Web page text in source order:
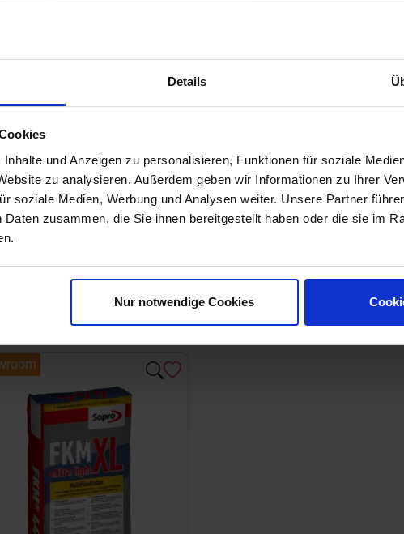
Details
und Anzeigen zu personalisieren, Funktionen für soziale
zu analysieren. Außerdem geben wir Informationen zu Ihrer
soziale Medien, Werbung und Analysen weiter. Unsere Partner
zusammen, die Sie ihnen bereitgestellt haben oder die sie im
Nur notwendige Cookies
Next